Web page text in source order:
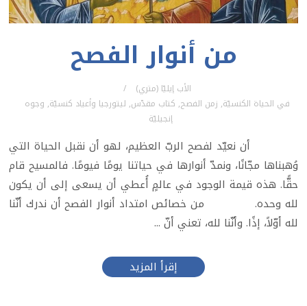
من أنوار الفصح
الأب إيليّا (متري)
في الحياة الكنسيّة, زمن الفصح, كتاب مقدّس, ليتورجيا وأعياد كنسيّة, وجوه
إنجيليّة
أن نعيّد لفصح الربّ العظيم، لهو أن نقبل الحياة التي
وُهبناها مجّانًا، ونمدّ أنوارها في حياتنا يومًا فيومًا. فالمسيح قام
حقًّا. هذه قيمة الوجود في عالمٍ أُعطي أن يسعى إلى أن يكون
لله وحده. من خصائص امتداد أنوار الفصح أن ندرك أنّنا
لله أوّلاً، إذًا. وأنّنا لله، تعني أنّ ...
إقرأ المزيد